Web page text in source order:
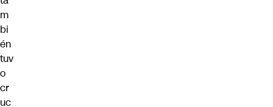
m
bi
én
tuv
o
cr
uc